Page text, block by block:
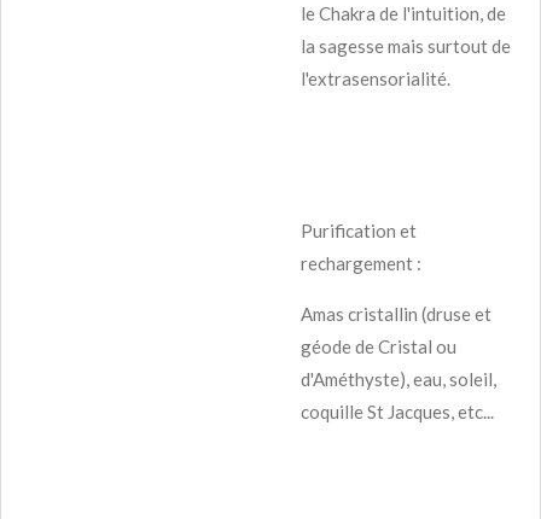
le Chakra de l'intuition, de
la sagesse mais surtout de
l'extrasensorialité.
Purification et
rechargement :
Amas cristallin (druse et
géode de Cristal ou
d'Améthyste), eau, soleil,
coquille St Jacques, etc...